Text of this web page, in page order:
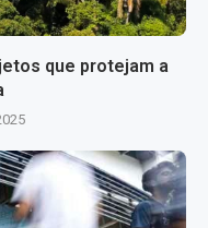
que protejam a